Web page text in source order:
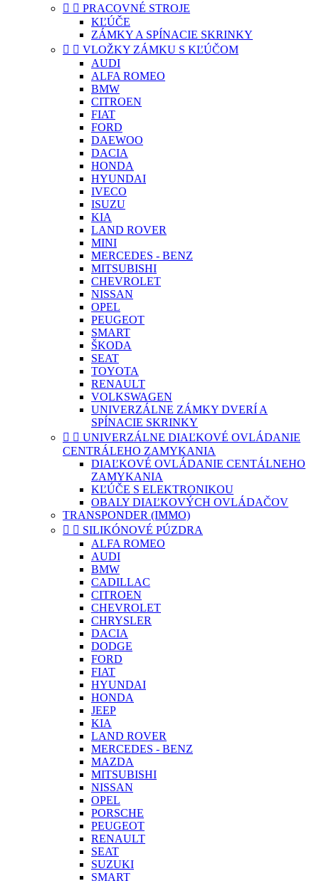
  PRACOVNÉ STROJE
KĽÚČE
ZÁMKY A SPÍNACIE SKRINKY
  VLOŽKY ZÁMKU S KĽÚČOM
AUDI
ALFA ROMEO
BMW
CITROEN
FIAT
FORD
DAEWOO
DACIA
HONDA
HYUNDAI
IVECO
ISUZU
KIA
LAND ROVER
MINI
MERCEDES - BENZ
MITSUBISHI
CHEVROLET
NISSAN
OPEL
PEUGEOT
SMART
ŠKODA
SEAT
TOYOTA
RENAULT
VOLKSWAGEN
UNIVERZÁLNE ZÁMKY DVERÍ A
SPÍNACIE SKRINKY
  UNIVERZÁLNE DIAĽKOVÉ OVLÁDANIE
CENTRÁLEHO ZAMYKANIA
DIAĽKOVÉ OVLÁDANIE CENTÁLNEHO
ZAMYKANIA
KĽÚČE S ELEKTRONIKOU
OBALY DIAĽKOVÝCH OVLÁDAČOV
TRANSPONDER (IMMO)
  SILIKÓNOVÉ PÚZDRA
ALFA ROMEO
AUDI
BMW
CADILLAC
CITROEN
CHEVROLET
CHRYSLER
DACIA
DODGE
FORD
FIAT
HYUNDAI
HONDA
JEEP
KIA
LAND ROVER
MERCEDES - BENZ
MAZDA
MITSUBISHI
NISSAN
OPEL
PORSCHE
PEUGEOT
RENAULT
SEAT
SUZUKI
SMART